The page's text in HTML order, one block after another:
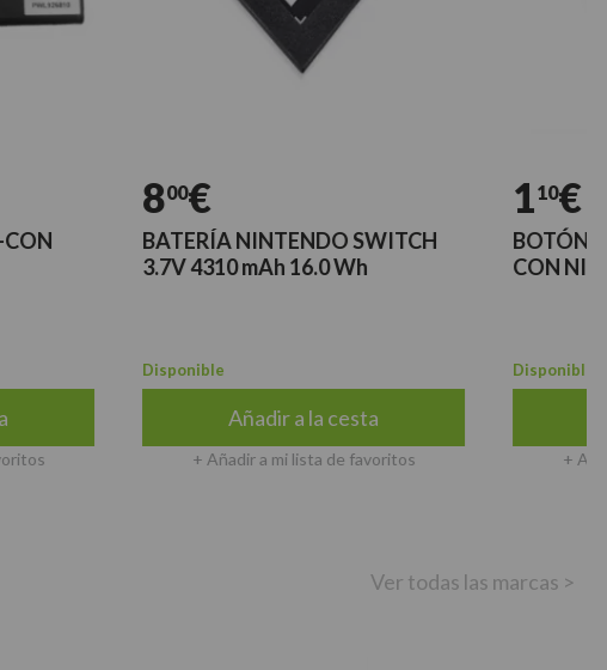
€
BATERÍA NINTENDO SWITCH
3.7V 4310 mAh 16.0 Wh
Disponible
Añadir a la cesta
+ Añadir a mi lista de favoritos
€
BOTÓN
CON
Disponible
+ Añadir a
Ver todas las marcas >